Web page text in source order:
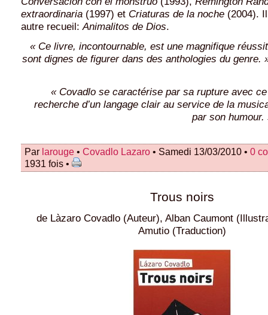
extraordinaria (1997) et Criaturas de la noche (2004).
autre recueil: Animalitos de Dios.
« Ce livre, incontournable, est une magnifique
sont dignes de figurer dans des anthologies du genre.
« Covadlo se caractérise par sa rupture avec
recherche d’un langage clair au service de la
par son humour.
Par larouge • Covadlo Lazaro • Samedi 13/03/2010 • 0
1931 fois •
Trous noirs
de Làzaro Covadlo (Auteur), Alban Caumont
Amutio (Traduction)